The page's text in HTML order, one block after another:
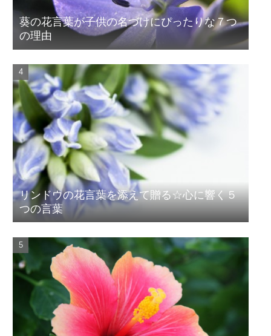
葵の花言葉が子供の名づけにぴったりな７つ
の理由
リンドウの花言葉を添えて贈る☆心に響く５
つの言葉